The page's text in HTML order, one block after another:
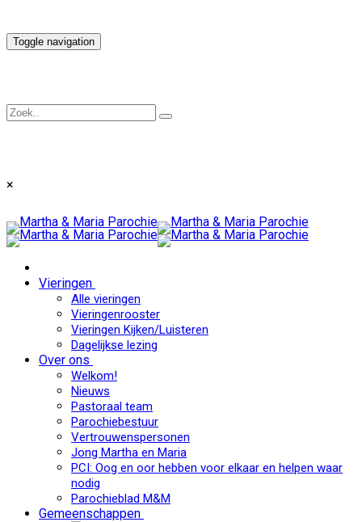
Toggle navigation
×
Vieringen
Alle vieringen
Vieringenrooster
Vieringen Kijken/Luisteren
Dagelijkse lezing
Over ons
Welkom!
Nieuws
Pastoraal team
Parochiebestuur
Vertrouwenspersonen
Jong Martha en Maria
PCI: Oog en oor hebben voor elkaar en helpen waar
nodig
Parochieblad M&M
Gemeenschappen